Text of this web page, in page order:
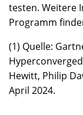
testen. Weitere
Programm
(1) Quelle:
Hewitt, Philip
April 2024.